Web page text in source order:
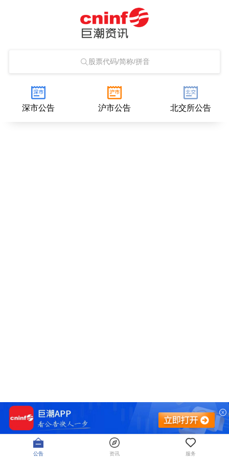
股票代码/简称/拼音
深市公告 沪市公告 北交所公告
公告 资讯 服务